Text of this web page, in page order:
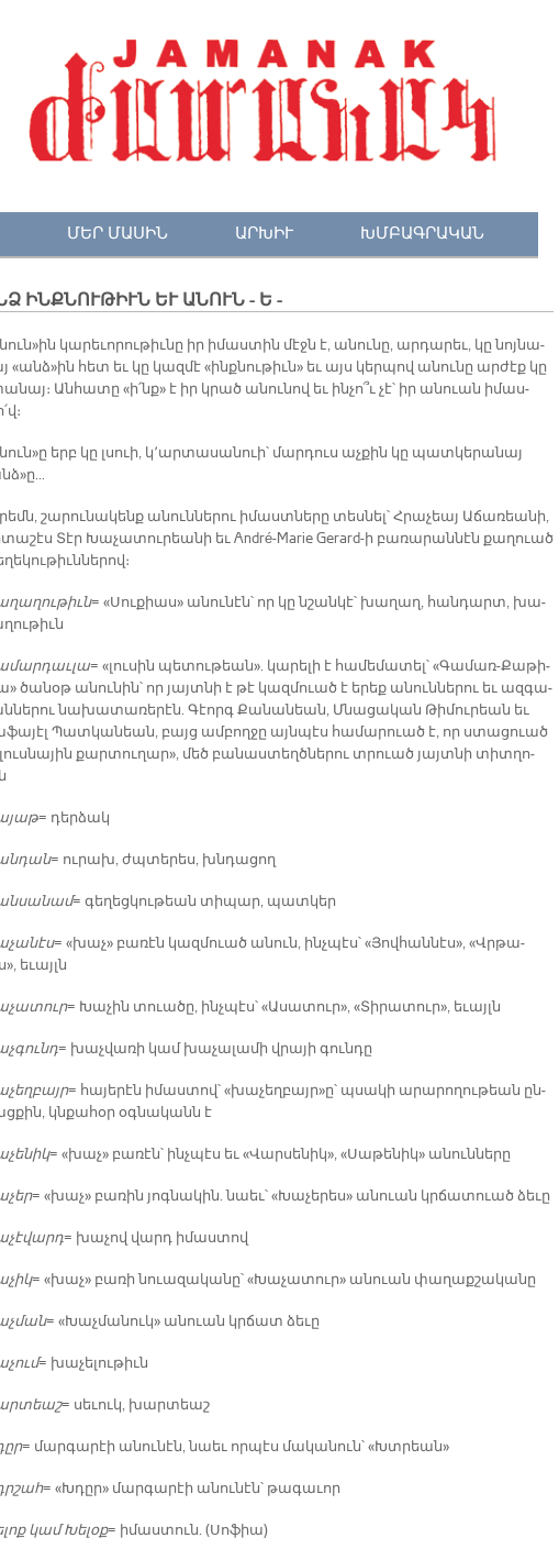
ՄԵՐ ՄԱՍԻՆ ԱՐԽԻՒ ԽՄԲԱԳՐԱԿԱՆ
ԻՆՔՆՈՒԹԻՒՆ ԵՒ ԱՆՈՒՆ - Ե -
կա­րե­ւո­րու­թիւ­նը իր ի­մաս­տին մէջն է, ա­նու­նը, ար­դա­րեւ, կը նոյ­նա­
«անձ»ին հետ եւ կը կազ­մէ «ինք­նու­թիւն» եւ այս կեր­պով ա­նու­նը ար­ժէք կը
Ան­հա­տը «ի՛նք» է իր կրած ա­նու­նով եւ ին­չո՞ւ չէ՝ իր ա­նուան ի­մաս­
երբ կը լսուի, կ՚ար­տա­սա­նուի՝ մար­դուս աչ­քին կը պատ­կե­րա­նայ
շա­րու­նա­կենք ա­նուն­նե­րու ի­մաստ­նե­րը տես­նել՝ Հրա­չեայ Ա­ճա­ռեա­նի,
Տէր Խա­չա­տու­րեա­նի եւ André-Marie Gerard-ի բա­ռա­րան­նէն քա­ղուած
= «Սու­քիաս» ա­նու­նէն՝ որ կը նշան­կէ՝ խա­ղաղ, հան­դարտ, խա­
= «լու­սին պե­տու­թեան». կա­րե­լի է հա­մե­մա­տել՝ «Գա­մառ-Քա­թի­
ծա­նօթ ա­նու­նին՝ որ յայտ­նի է թէ կազ­մուած է ե­րեք ա­նուն­նե­րու եւ ազ­գա­
նա­խա­տա­ռե­րէն. Գէորգ Քա­նա­նեան, Մնա­ցա­կան Թի­մու­րեան եւ
Պատ­կա­նեան, բայց ամ­բող­ջը այն­պէս հա­մա­րուած է, որ ստա­ցուած
քար­տու­ղար», մեծ բա­նաս­տեղծ­նե­րու տրուած յայտ­նի տիտ­ղո­
= դեր­ձակ
= ու­րախ, ժպտե­րես, խնդա­ցող
= գե­ղեց­կու­թեան տի­պար, պատ­կեր
= «խաչ» բա­ռէն կազ­մուած ա­նուն, ինչ­պէս՝ «Յով­հան­նէս», «Վրթա­
ե­ւայլն
= Խա­չին տուա­ծը, ինչ­պէս՝ «Ա­սա­տուր», «Տի­րա­տուր», ե­ւայլն
= խաչ­վա­ռի կամ խա­չա­լա­մի վրա­յի գուն­դը
= հա­յե­րէն ի­մաս­տով՝ «խա­չեղ­բայր»ը՝ պսա­կի ա­րա­րո­ղու­թեան ըն­
կնքա­հօր օգ­նա­կանն է
= «խաչ» բա­ռէն՝ ինչ­պէս եւ «Վար­սե­նիկ», «Սա­թե­նիկ» ա­նուն­նե­րը
= «խաչ» բա­ռին յոգ­նա­կին. նաեւ՝ «Խա­չե­րես» ա­նուան կրճա­տուած ձե­ւը
= խա­չով վարդ ի­մաս­տով
= «խաչ» բա­ռի նուա­զա­կա­նը՝ «Խա­չա­տուր» ա­նուան փա­ղաք­շա­կա­նը
= «Խաչ­մա­նուկ» ա­նուան կրճատ ձե­ւը
= խա­չե­լու­թիւն
= սե­ւուկ, խար­տեաշ
= մար­գա­րէի ա­նու­նէն, նաեւ որ­պէս մա­կա­նուն՝ «Խտրեան»
= «Խդըր» մար­գա­րէի ա­նու­նէն՝ թա­գա­ւոր
կամ Խե­լօք= ի­մաս­տուն. (Սո­ֆիա)